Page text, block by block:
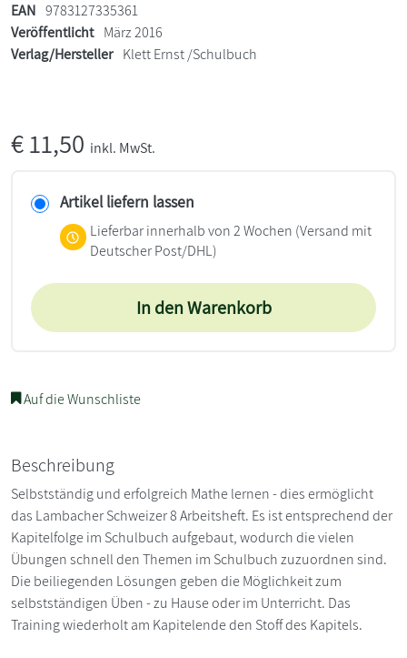
EAN 9783127335361
Veröffentlicht März 2016
Verlag/Hersteller Klett Ernst /Schulbuch
€11,50 inkl. MwSt.
Artikel liefern lassen
Lieferbar innerhalb von 2 Wochen (Versand mit
Deutscher Post/DHL)
In den Warenkorb
Auf die Wunschliste
Beschreibung
Selbstständig und erfolgreich Mathe lernen - dies ermöglicht
das Lambacher Schweizer 8 Arbeitsheft. Es ist entsprechend der
Kapitelfolge im Schulbuch aufgebaut, wodurch die vielen
Übungen schnell den Themen im Schulbuch zuzuordnen sind.
Die beiliegenden Lösungen geben die Möglichkeit zum
selbstständigen Üben - zu Hause oder im Unterricht. Das
Training wiederholt am Kapitelende den Stoff des Kapitels.